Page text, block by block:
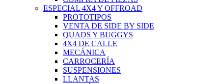
ESPECIAL 4X4 Y OFFROAD
PROTOTIPOS
VENTA DE SIDE BY SIDE
QUADS Y BUGGYS
4X4 DE CALLE
MECÁNICA
CARROCERÍA
SUSPENSIONES
LLANTAS